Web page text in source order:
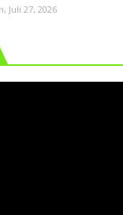
Juli 27, 2026